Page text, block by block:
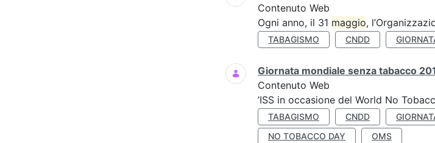
Contenuto Web
Ogni anno, il 31 maggio,
TABAGISMO CNDD
Giornata mondiale senza tabacco
Contenuto Web
’ISS in occasione del World No
TABAGISMO CNDD
NO TOBACCO DAY
OMS